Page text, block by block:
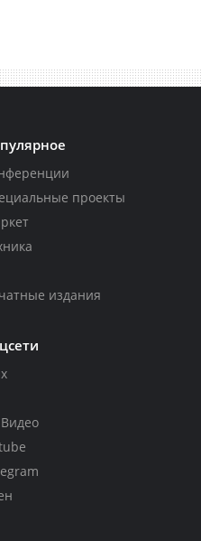
проекты
издания